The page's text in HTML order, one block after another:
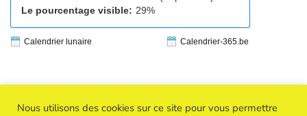
Le pourcentage visible: 29%
Calendrier lunaire Calendrier-365.be
Nous utilisons des cookies sur ce site pour vous permettre